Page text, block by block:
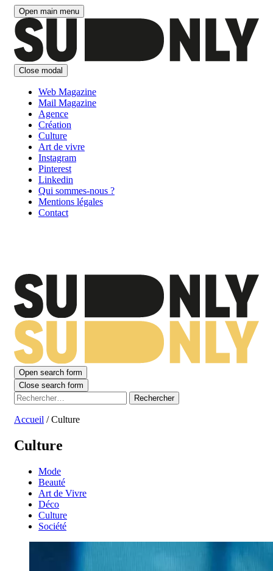
Aller
contenu
Open main menu
Close modal
Web Magazine
Mail Magazine
Agence
Création
Culture
Art de vivre
Instagram
Pinterest
Linkedin
Qui sommes-nous ?
Mentions légales
Contact
Open search form
Close search form
Rechercher :
Accueil /Culture
Culture
Mode
Beauté
Art de Vivre
Déco
Culture
Société